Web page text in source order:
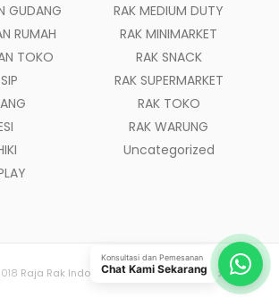
GUDANG
RUMAH
TOKO
RAK MEDIUM DUTY
RAK MINIMARKET
RAK SNACK
RAK SUPERMARKET
RAK TOKO
RAK WARUNG
Uncategorized
Raja Rak Indonesia- All Rights Reserved
Konsultasi dan Pemesanan
Chat Kami Sekarang